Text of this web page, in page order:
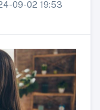
09-02 19:53